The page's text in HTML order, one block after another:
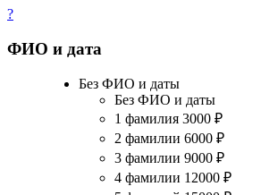
?
ФИО и дата
Без ФИО и даты
Без ФИО и даты
1 фамилия 3000 ₽
2 фамилии 6000 ₽
3 фамилии 9000 ₽
4 фамилии 12000 ₽